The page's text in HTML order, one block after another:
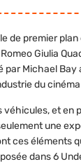
de premier
Giulia
par Michael
du cinéma
véhicules, et
une
ces éléments
dans 6